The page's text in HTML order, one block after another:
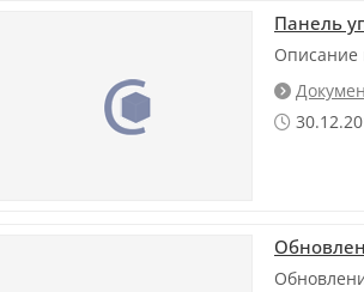
Панель
Описание

